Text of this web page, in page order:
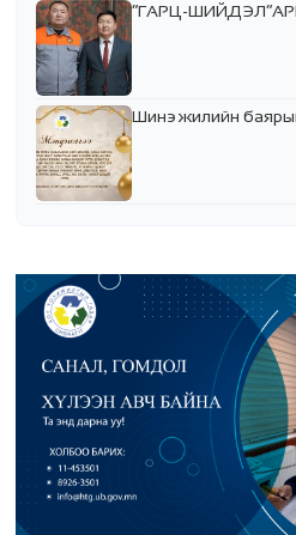
“ГАРЦ-
Шинэ жилийн